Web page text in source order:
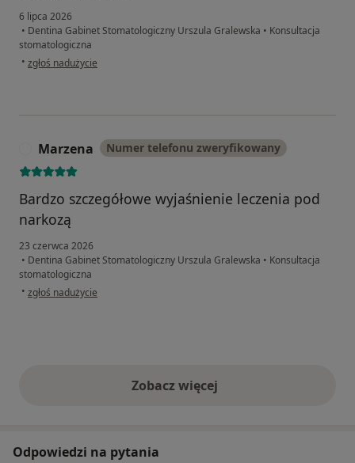
6 lipca 2026
• Dentina Gabinet Stomatologiczny Urszula Gralewska • Konsultacja
stomatologiczna
• w opinii użytkownika Magda
zgłoś nadużycie
Marzena Numer telefonu zweryfikowany
Bardzo szczegółowe wyjaśnienie leczenia pod
narkozą
23 czerwca 2026
• Dentina Gabinet Stomatologiczny Urszula Gralewska • Konsultacja
stomatologiczna
• w opinii użytkownika Marzena
zgłoś nadużycie
Zobacz więcejopinie powyżej
Odpowiedzi na pytania